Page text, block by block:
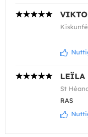
LEÏLA
St
RAS